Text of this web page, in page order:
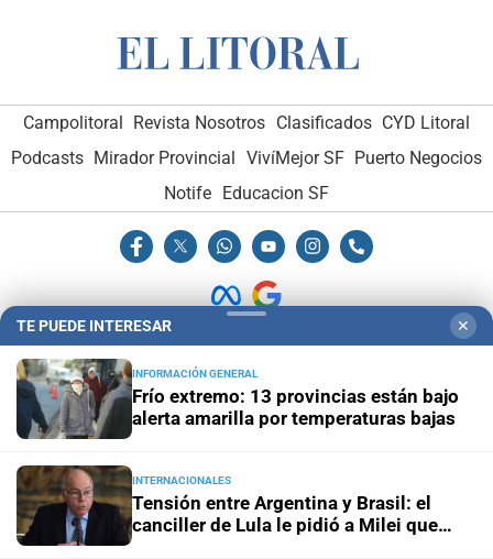
Campolitoral Revista Nosotros Clasificados CYD Litoral
Podcasts Mirador Provincial VivíMejor SF Puerto Negocios
Notife Educacion SF
Hemeroteca Digital (1930-1979)
Administración y Publicidad -Elementos institucionales-
Opcionales con El Litoral-MediaKit
El Litoral es miembro de:
TE PUEDE INTERESAR ✕
INFORMACIÓN GENERAL
Frío extremo: 13 provincias están bajo
alerta amarilla por temperaturas bajas
INTERNACIONALES
Tensión entre Argentina y Brasil: el
canciller de Lula le pidió a Milei que